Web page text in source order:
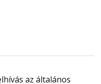
az általános